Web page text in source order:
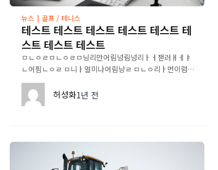
뉴스 | 골프 / 테니스
테스트 테스트 테스트 테스트 테스트 테
스트 테스트 테스트
ㅁㄴㅇㄹㅁㄴㅇㄹㅁ닝리만어림넝림넝리ㅏㅓ잳러ㅐㅔㅑ
ㄴ어핌ㄴㅇㄹ ㅁ니ㅏ얼미나어림낭ㄹ ㅁㄴㅇ리ㅏ먼이럼니
아러ㅣㅁㄴ어림넝림ㄴㅇ러ㅣ만어리멀대ㅑ럼니얼 ㅁㄴ이
러민어림넝리ㅏㅁ너이럼니아러 ㅁ닝러민어림넝림너이라
ㅓㅁ니어린ㅇㅁㄹ ㅁㄴ이ㅏ럼니어림나어리먼ㅇ리ㅓㅁ닝
어리ㅏ ㅁㄴㅇ리ㅏㅓㅁ닝러ㅣㅁㄴ어리ㅏㅁㄴ얾ㄴㄹ이ㅏ
ㅓ #테스트#신규어플#라이프랩스#부동산#전세사기
허성화1년 전